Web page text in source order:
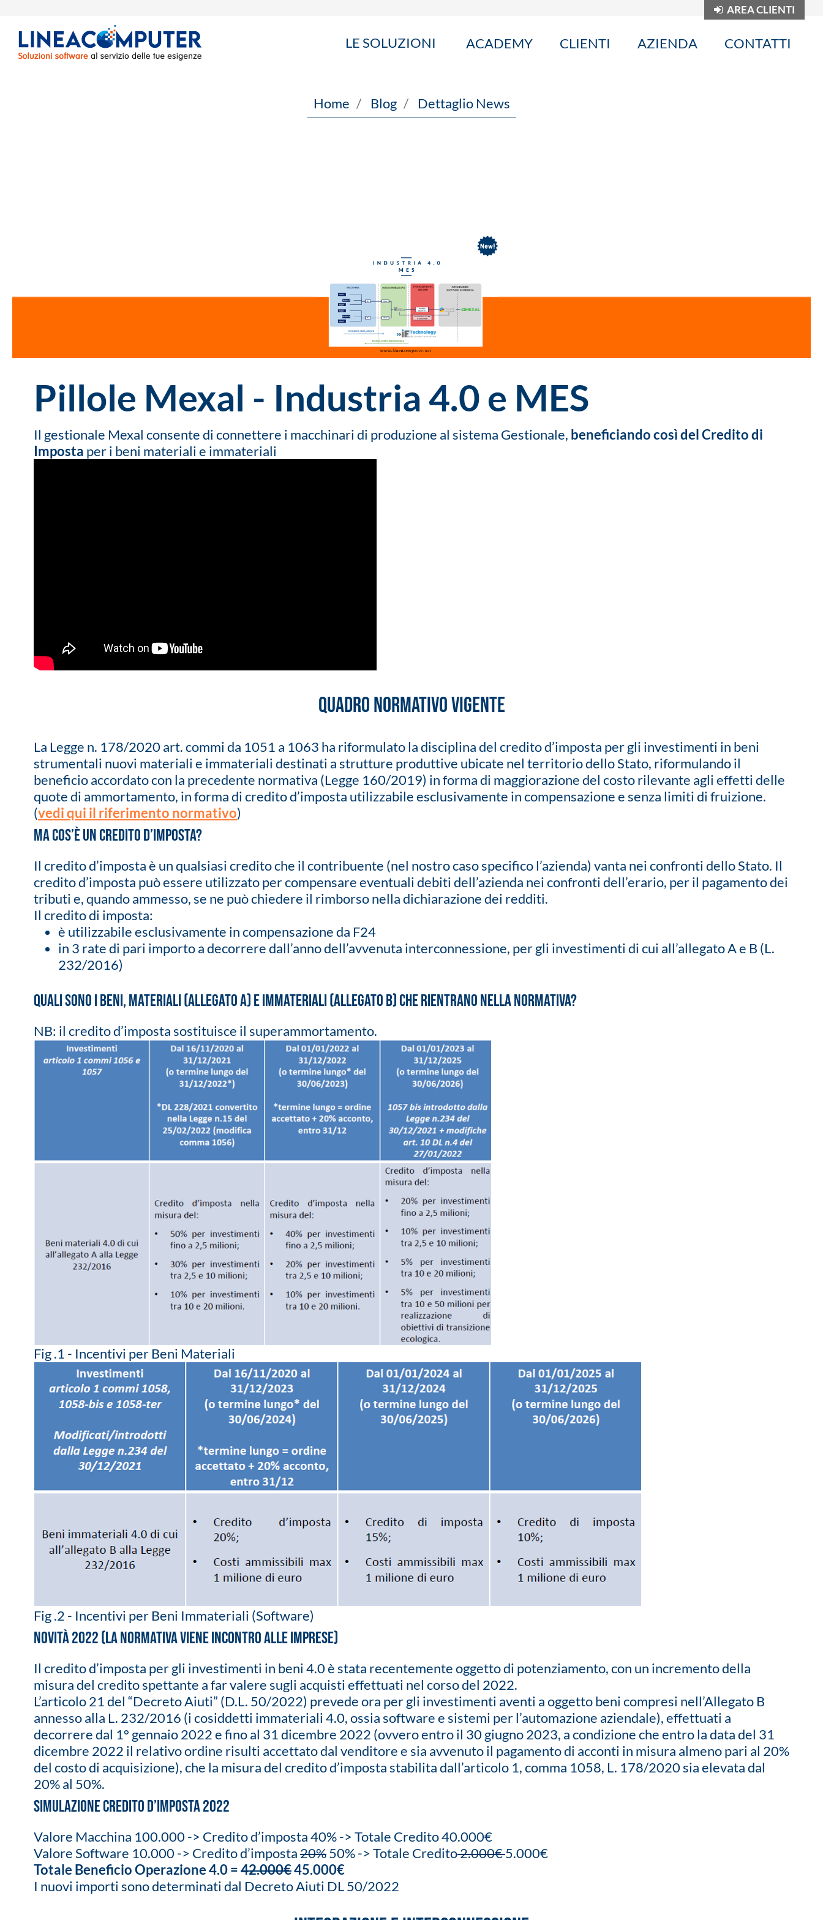
AREA CLIENTI
LE SOLUZIONI ACADEMY CLIENTI AZIENDA CONTATTI
Home Blog Dettaglio News
Pillole Mexal - Industria 4.0 e MES
Il gestionale Mexal consente di connettere i macchinari di produzione al sistema Gestionale, beneficiando così del Credito di
Imposta per i beni materiali e immateriali
QUADRO NORMATIVO VIGENTE
La Legge n. 178/2020 art. commi da 1051 a 1063 ha riformulato la disciplina del credito d’imposta per gli investimenti in beni
strumentali nuovi materiali e immateriali destinati a strutture produttive ubicate nel territorio dello Stato, riformulando il
beneficio accordato con la precedente normativa (Legge 160/2019) in forma di maggiorazione del costo rilevante agli effetti delle
quote di ammortamento, in forma di credito d’imposta utilizzabile esclusivamente in compensazione e senza limiti di fruizione.
(vedi qui il riferimento normativo)
Ma cos’è un credito d’imposta?
Il credito d’imposta è un qualsiasi credito che il contribuente (nel nostro caso specifico l’azienda) vanta nei confronti dello Stato. Il
credito d’imposta può essere utilizzato per compensare eventuali debiti dell’azienda nei confronti dell’erario, per il pagamento dei
tributi e, quando ammesso, se ne può chiedere il rimborso nella dichiarazione dei redditi.
Il credito di imposta:
è utilizzabile esclusivamente in compensazione da F24
in 3 rate di pari importo a decorrere dall’anno dell’avvenuta interconnessione, per gli investimenti di cui all’allegato A e B (L.
232/2016)
Quali sono i beni, materiali (allegato A) e immateriali (allegato B) che rientrano nella normativa?
NB: il credito d’imposta sostituisce il superammortamento.
Fig .1 - Incentivi per Beni Materiali
Fig .2 - Incentivi per Beni Immateriali (Software)
Novità 2022 (la normativa viene incontro alle imprese)
Il credito d’imposta per gli investimenti in beni 4.0 è stata recentemente oggetto di potenziamento, con un incremento della
misura del credito spettante a far valere sugli acquisti effettuati nel corso del 2022.
L’articolo 21 del “Decreto Aiuti” (D.L. 50/2022) prevede ora per gli investimenti aventi a oggetto beni compresi nell’Allegato B
annesso alla L. 232/2016 (i cosiddetti immateriali 4.0, ossia software e sistemi per l’automazione aziendale), effettuati a
decorrere dal 1° gennaio 2022 e fino al 31 dicembre 2022 (ovvero entro il 30 giugno 2023, a condizione che entro la data del 31
dicembre 2022 il relativo ordine risulti accettato dal venditore e sia avvenuto il pagamento di acconti in misura almeno pari al 20%
del costo di acquisizione), che la misura del credito d’imposta stabilita dall’articolo 1, comma 1058, L. 178/2020 sia elevata dal
20% al 50%.
Simulazione credito d’imposta 2022
Valore Macchina 100.000 -> Credito d’imposta 40% -> Totale Credito 40.000€
Valore Software 10.000 -> Credito d’imposta20%50% -> Totale Credito2.000€5.000€
Totale Beneficio Operazione 4.0 =42.000€45.000€
I nuovi importi sono determinati dal Decreto Aiuti DL 50/2022